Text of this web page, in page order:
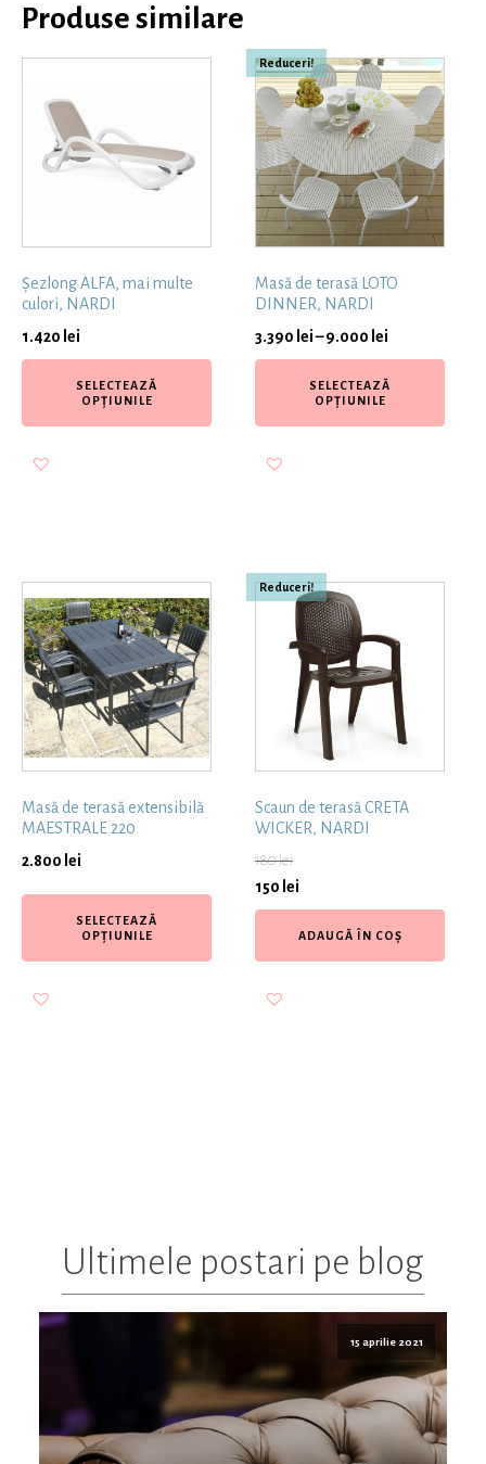
Produse similare
Șezlong ALFA, mai multe
culori, NARDI
1.420 lei
SELECTEAZĂ
OPȚIUNILE
Reduceri!
Masă de terasă LOTO
DINNER, NARDI
3.390 lei–9.000 lei
SELECTEAZĂ
OPȚIUNILE
Masă de terasă extensibilă
MAESTRALE 220
2.800 lei
SELECTEAZĂ
OPȚIUNILE
Reduceri!
Scaun de terasă CRETA
WICKER, NARDI
180lei
150 lei
ADAUGĂ ÎN COȘ
Ultimele postari pe blog
15 aprilie 2021